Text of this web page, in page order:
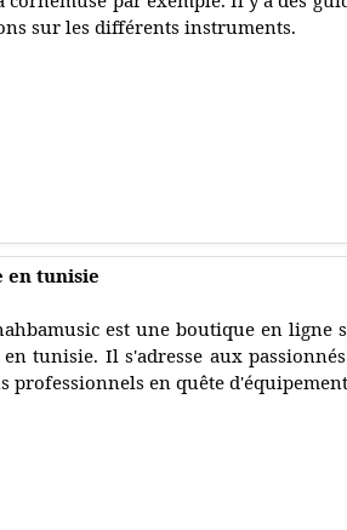
sur les différents instruments.
en tunisie
est une boutique en ligne
tunisie. Il s'adresse aux
professionnels en quête